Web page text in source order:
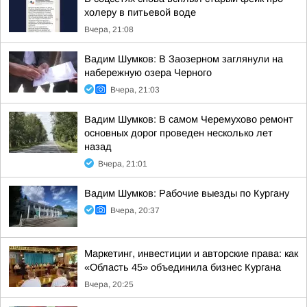
холеру в питьевой воде
Вчера, 21:08
Вадим Шумков: В Заозерном заглянули на
набережную озера Черного
Вчера, 21:03
Вадим Шумков: В самом Черемухово ремонт
основных дорог проведен несколько лет
назад
Вчера, 21:01
Вадим Шумков: Рабочие выезды по Кургану
Вчера, 20:37
Маркетинг, инвестиции и авторские права: как
«Область 45» объединила бизнес Кургана
Вчера, 20:25